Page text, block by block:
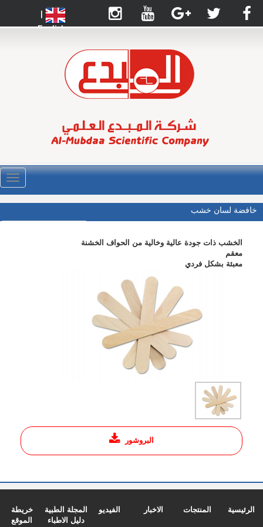
English
خافضة لسان خشب
الخشب ذات جودة عالية وخالية من الحواف الخشنة
معقم
معبئة بشكل فردي
البروشور
الرئيسية المنتجات الاخبار الفيديو
المجلة الطبية
دليل الاطباء
خريطة
الموقع